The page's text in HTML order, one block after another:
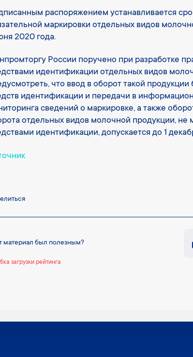
распоряжением устанавливается
маркировки отдельных видов
2020 года.
России поручено при разработке
идентификации отдельных видов
что ввод в оборот такой продукции
идентификации и передачи в
сведений о маркировке, а также
отдельных видов молочной продукции, не
идентификации, допускается до 1
материал был полезным?
загрузки рейтинга